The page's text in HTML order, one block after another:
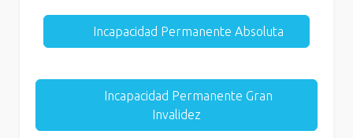
Incapacidad Permanente Absoluta
Incapacidad Permanente Gran
Invalidez